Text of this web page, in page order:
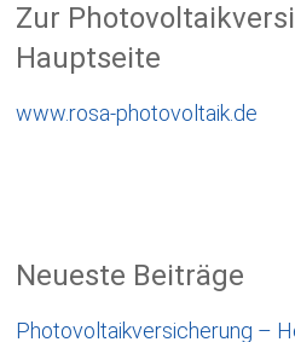
Zur
Hauptseite
www.rosa-photovoltaik.de
Neueste Beiträge
Photovoltaikversicherung –